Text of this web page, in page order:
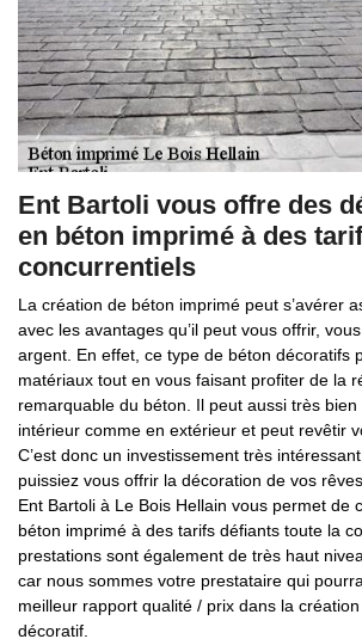
Ent Bartoli vous offre des
en béton imprimé à des
concurrentiels
La création de béton imprimé peut s’avérer
avec les avantages qu’il peut vous offrir,
argent. En effet, ce type de béton décoratifs
matériaux tout en vous faisant profiter de la
remarquable du béton. Il peut aussi très bien
intérieur comme en extérieur et peut revêtir
C’est donc un investissement très
puissiez vous offrir la décoration de vos
Ent Bartoli à Le Bois Hellain vous permet de
béton imprimé à des tarifs défiants toute la
prestations sont également de très haut
car nous sommes votre prestataire qui
meilleur rapport qualité / prix dans la
décoratif.